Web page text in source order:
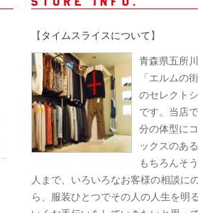
【 タイムスライスについて】
青森県五所
「エルムの
のセレクト
です。当店
分の体型に
ックスのある
もちろんそ
人まで、いろいろなお客様の相談に
ら、服装ひとつでその人の人生を明